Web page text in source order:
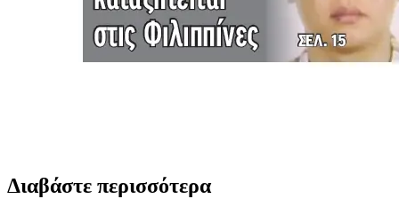
Διαβάστε περισσότερα